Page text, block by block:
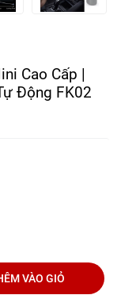
Cao Cấp |
Động FK02
VÀO GIỎ